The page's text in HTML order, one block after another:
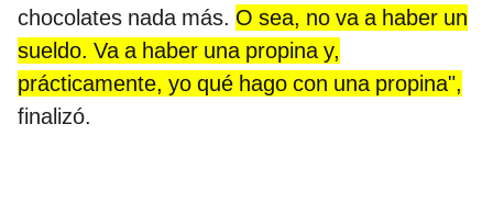
chocolates nada más. O sea, no va a haber un
sueldo. Va a haber una propina y,
prácticamente, yo qué hago con una propina",
finalizó.